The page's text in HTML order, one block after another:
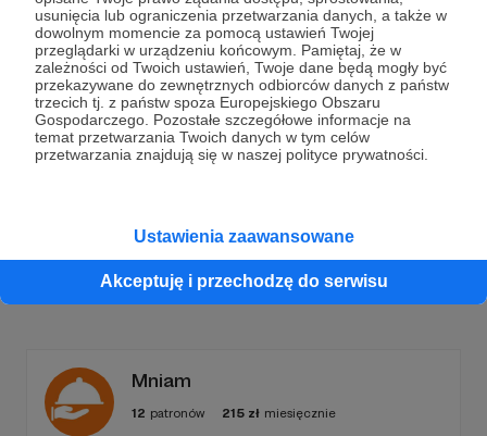
usunięcia lub ograniczenia przetwarzania danych, a także w
dowolnym momencie za pomocą ustawień Twojej
przeglądarki w urządzeniu końcowym. Pamiętaj, że w
zależności od Twoich ustawień, Twoje dane będą mogły być
przekazywane do zewnętrznych odbiorców danych z państw
trzecich tj. z państw spoza Europejskiego Obszaru
Gospodarczego. Pozostałe szczegółowe informacje na
temat przetwarzania Twoich danych w tym celów
przetwarzania znajdują się w naszej polityce prywatności.
Ustawienia zaawansowane
Akceptuję i przechodzę do serwisu
Dołącz do grona Patronów!
Wesprzyj działalność Autoradusznø podcastjuż
teraz!
Zostań Patronem
Promowani autorzy
Mniam
12 patronów 215 zł miesięcznie